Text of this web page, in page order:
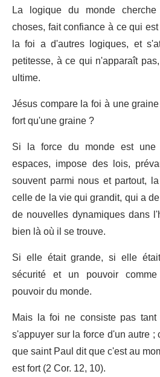
La logique du monde
choses, fait confiance à ce qui
la foi a d'autres logiques, et
petitesse, à ce qui n'apparaît
ultime.
Jésus compare la foi à une
fort qu'une graine ?
Si la force du monde est
espaces, impose des lois,
souvent parmi nous et partout,
celle de la vie qui grandit, qui a
de nouvelles dynamiques dans
bien là où il se trouve.
Si elle était grande, si elle
sécurité et un pouvoir
pouvoir du monde.
Mais la foi ne consiste pas
s'appuyer sur la force d'un autre
que saint Paul dit que c'est au
est fort (2 Cor. 12, 10).